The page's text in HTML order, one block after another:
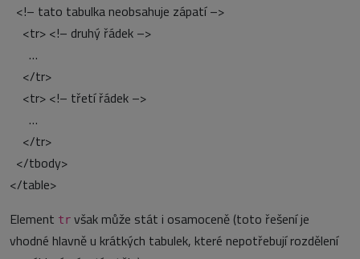
<!– tato tabulka neobsahuje zápatí –>
<tr> <!– druhý řádek –>
…
</tr>
<tr> <!– třetí řádek –>
…
</tr>
</tbody>
</table>
Element tr však může stát i osamoceně (toto řešení je
vhodné hlavně u krátkých tabulek, které nepotřebují rozdělení